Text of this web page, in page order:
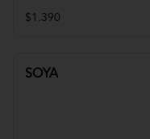
$1.390
SOYA